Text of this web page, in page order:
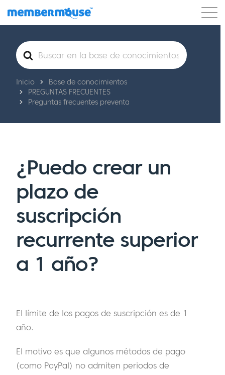
Características Clientes Precios
Comenzar
Buscar
Inicio
Base de conocimientos
PREGUNTAS FRECUENTES
Preguntas frecuentes preventa
¿Puedo crear un
plazo de
suscripción
recurrente superior
a 1 año?
El límite de los pagos de suscripción es de 1
año.
El motivo es que algunos métodos de pago
(como PayPal) no admiten periodos de